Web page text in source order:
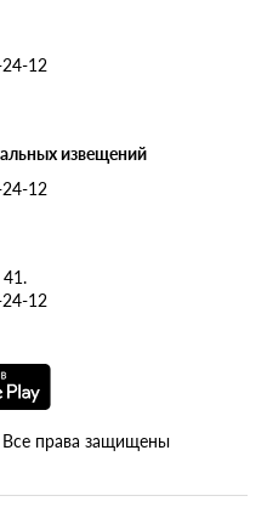
12
извещений
12
41.
12
права защищены